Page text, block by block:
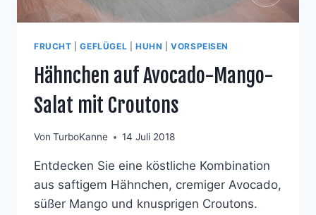
FRUCHT |GEFLÜGEL HUHN |VORSPEISEN
Hähnchen auf Avocado-Mango-
Salat mit Croutons
Von TurboKanne 14 Juli 2018
Entdecken Sie eine köstliche Kombination
aus saftigem Hähnchen, cremiger Avocado,
süßer Mango und knusprigen Croutons.